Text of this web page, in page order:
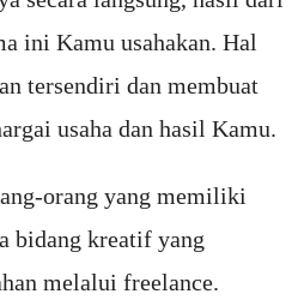
ini Kamu usahakan. Hal
tersendiri dan membuat
usaha dan hasil Kamu.
orang yang memiliki
bidang kreatif yang
melalui freelance.